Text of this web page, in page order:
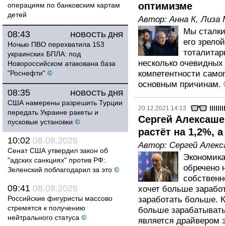
операциям по банковским картам
детей
НОВОСТЬ ДНЯ
08:43
Ночью ПВО перехватила 153
украинских БПЛА: под
Новороссийском атакована база
"Роснефти" ©
НОВОСТЬ ДНЯ
08:35
США намерены разрешить Турции
передать Украине ракеты и
пусковые установки ©
10:02 08.08.2026
Сенат США утвердил закон об
"адских санкциях" против РФ:
Зеленский поблагодарил за это ©
09:41 08.08.2026
Российские фигуристы массово
стремятся к получению
нейтрального статуса ©
оптимизме
Автор:Анна К,Лиза
Мы
его
несколько
компетентности
основным причинам.
20.12.2021 14:13
Сергей
растёт на 1,2%,
Автор: Сергей
обречено
хочет больше
заработать больше.
больше
является драйвером